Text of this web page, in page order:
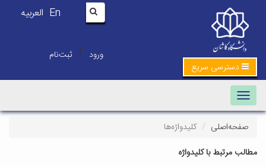
En العربیه
ورود | ثبت‌نام
دسترسی سریع
Toggle navigation
صفحه‌اصلی
کلیدواژه‌ها
مطالب مرتبط با کلیدواژه